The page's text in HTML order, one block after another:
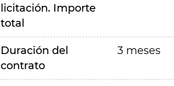
licitación. Importe
total
Duración del
contrato
3 meses